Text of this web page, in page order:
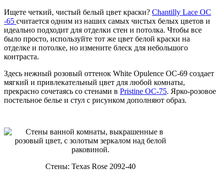
Ищете четкий, чистый белый цвет краски? Chantilly Lace OC
-65 считается одним из наших самых чистых белых цветов и
идеально подходит для отделки стен и потолка. Чтобы все
было просто, используйте тот же цвет белой краски на
отделке и потолке, но измените блеск для небольшого
контраста.
Здесь нежный розовый оттенок White Opulence OC-69 создает
мягкий и привлекательный цвет для любой комнаты,
прекрасно сочетаясь со стенами в Pristine OC-75. Ярко-розовое
постельное белье и стул с рисунком дополняют образ.
Стены: Texas Rose 2092-40